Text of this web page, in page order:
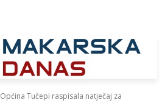
Općina Tučepi raspisala natječaj za